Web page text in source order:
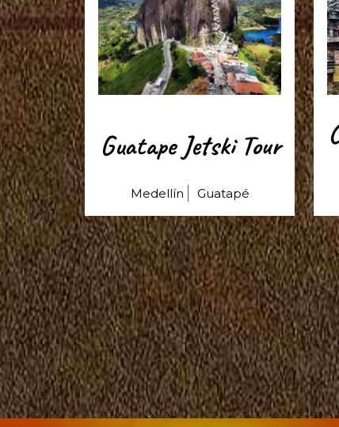
Guatape Jetski Tour
Medellín Guatapé